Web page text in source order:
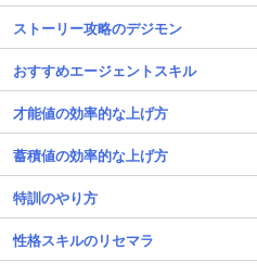
ストーリー攻略のデジモン
おすすめエージェントスキル
才能値の効率的な上げ方
蓄積値の効率的な上げ方
特訓のやり方
性格スキルのリセマラ